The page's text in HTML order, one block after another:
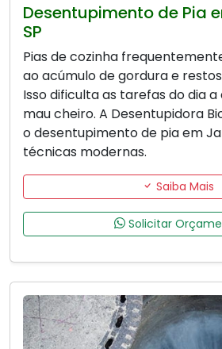
Desentupimento de Pia
SP
Pias de cozinha
ao acúmulo de gordura e
Isso dificulta as tarefas do dia
mau cheiro. A Desentupidora
o desentupimento de pia em
técnicas modernas.
Saiba Mais
Solicitar